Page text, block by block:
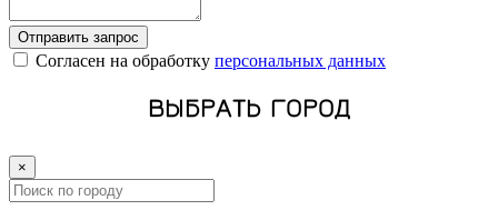
Отправить запрос
Cогласен на обработку персональных данных
ВЫБРАТЬ ГОРОД
×